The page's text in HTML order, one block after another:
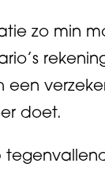
zo min
een
doet.